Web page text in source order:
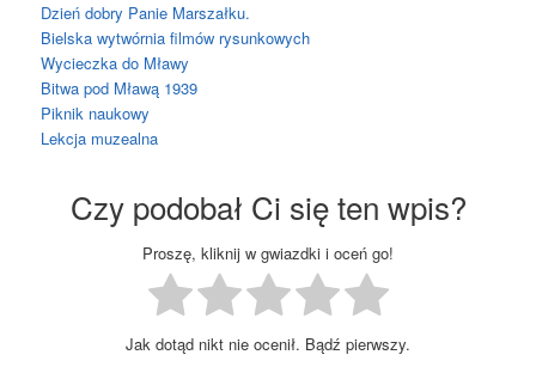
Dzień dobry Panie Marszałku.
Bielska wytwórnia filmów rysunkowych
Wycieczka do Mławy
Bitwa pod Mławą 1939
Piknik naukowy
Lekcja muzealna
Czy podobał Ci się ten wpis?
Proszę, kliknij w gwiazdki i oceń go!
Jak dotąd nikt nie ocenił. Bądź pierwszy.